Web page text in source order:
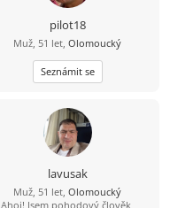
pilot18
Muž, 51 let, Olomoucký
Seznámit se
lavusak
Muž, 51 let, Olomoucký
Ahoj! Jsem pohodový člověk,